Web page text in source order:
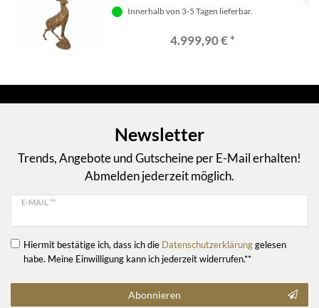
Innerhalb von 3-5 Tagen lieferbar.
4.999,90 € *
Newsletter
Trends, Angebote und Gutscheine per E-Mail erhalten!
Abmelden jederzeit möglich.
E-MAIL **
Hiermit bestätige ich, dass ich die Daten­schutz­erklärunggelesen
habe. Meine Einwilligung kann ich jederzeit widerrufen.**
Abonnieren